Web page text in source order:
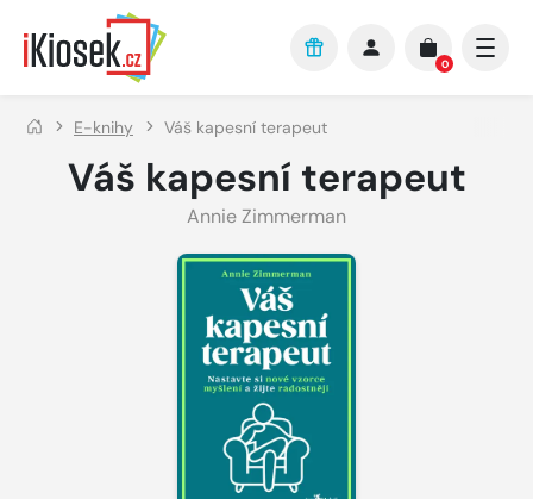
Přejít na hlavní obsah
0
E-knihy Váš kapesní terapeut
Váš kapesní terapeut
Annie Zimmerman